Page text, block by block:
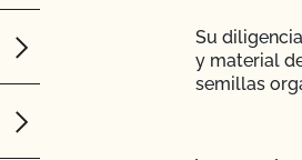
Su
y material
semillas